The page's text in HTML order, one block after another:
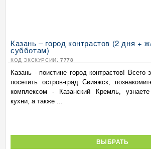
Казань – город контрастов (2 дня +
субботам)
КОД ЭКСКУРСИИ: 7778
Казань - поистине город контрастов!
посетить остров-град Свияжск,
комплексом - Казанский Кремль, узнаете
кухни, а также ...
ВЫБРАТЬ